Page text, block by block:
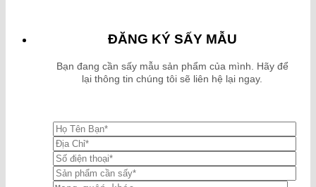
ĐĂNG KÝ SẤY MẪU
Bạn đang cần sấy mẫu sản phẩm của mình. Hãy để
lại thông tin chúng tôi sẽ liên hệ lại ngay.